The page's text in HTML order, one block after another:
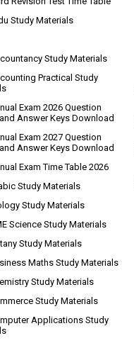
Study Materials
Study Materials
Practical Study
Exam 2026 Question
Answer Keys Download
Exam 2027 Question
Answer Keys Download
Exam Time Table 2026
Study Materials
Study Materials
Science Study Materials
Study Materials
Maths Study Materials
Study Materials
Study Materials
Applications Study